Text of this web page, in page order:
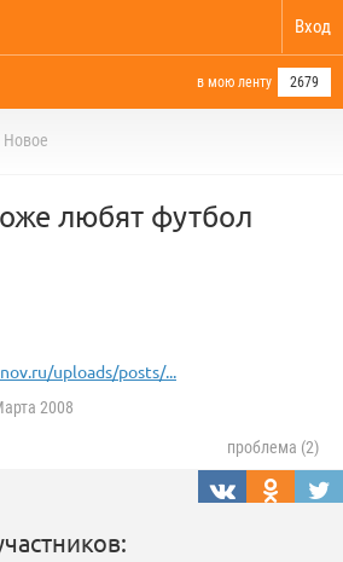
Вход
в мою ленту 2679
Новое
любят футбол
uploads/posts/...
2008
проблема (2)